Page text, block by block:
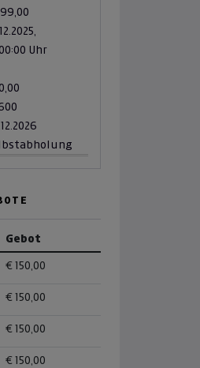
Uhr
Gebot
€ 150,00
€ 150,00
€ 150,00
€ 150,00